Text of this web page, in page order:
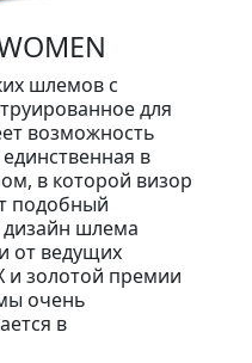
шлемов с
для
возможность
в
в которой визор
подобный
дизайн шлема
от ведущих
и золотой премии
очень
в